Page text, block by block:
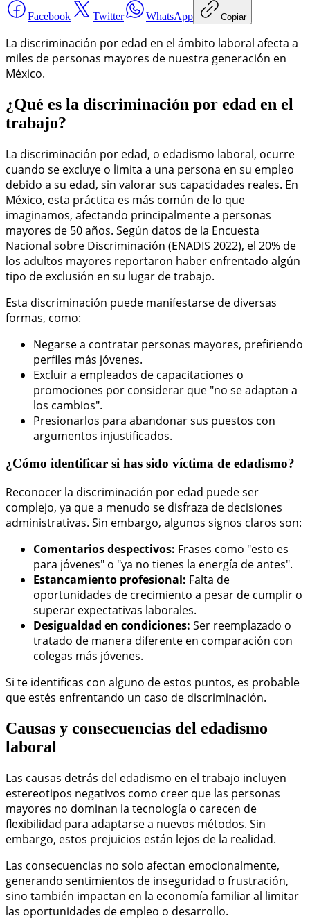
Facebook Twitter WhatsApp Copiar
La discriminación por edad en el ámbito laboral afecta a
miles de personas mayores de nuestra generación en
México.
¿Qué es la discriminación por edad en el
trabajo?
La discriminación por edad, o edadismo laboral, ocurre
cuando se excluye o limita a una persona en su empleo
debido a su edad, sin valorar sus capacidades reales. En
México, esta práctica es más común de lo que
imaginamos, afectando principalmente a personas
mayores de 50 años. Según datos de la Encuesta
Nacional sobre Discriminación (ENADIS 2022), el 20% de
los adultos mayores reportaron haber enfrentado algún
tipo de exclusión en su lugar de trabajo.
Esta discriminación puede manifestarse de diversas
formas, como:
Negarse a contratar personas mayores, prefiriendo
perfiles más jóvenes.
Excluir a empleados de capacitaciones o
promociones por considerar que "no se adaptan a
los cambios".
Presionarlos para abandonar sus puestos con
argumentos injustificados.
¿Cómo identificar si has sido víctima de edadismo?
Reconocer la discriminación por edad puede ser
complejo, ya que a menudo se disfraza de decisiones
administrativas. Sin embargo, algunos signos claros son:
Comentarios despectivos: Frases como "esto es
para jóvenes" o "ya no tienes la energía de antes".
Estancamiento profesional: Falta de
oportunidades de crecimiento a pesar de cumplir o
superar expectativas laborales.
Desigualdad en condiciones: Ser reemplazado o
tratado de manera diferente en comparación con
colegas más jóvenes.
Si te identificas con alguno de estos puntos, es probable
que estés enfrentando un caso de discriminación.
Causas y consecuencias del edadismo
laboral
Las causas detrás del edadismo en el trabajo incluyen
estereotipos negativos como creer que las personas
mayores no dominan la tecnología o carecen de
flexibilidad para adaptarse a nuevos métodos. Sin
embargo, estos prejuicios están lejos de la realidad.
Las consecuencias no solo afectan emocionalmente,
generando sentimientos de inseguridad o frustración,
sino también impactan en la economía familiar al limitar
las oportunidades de empleo o desarrollo.